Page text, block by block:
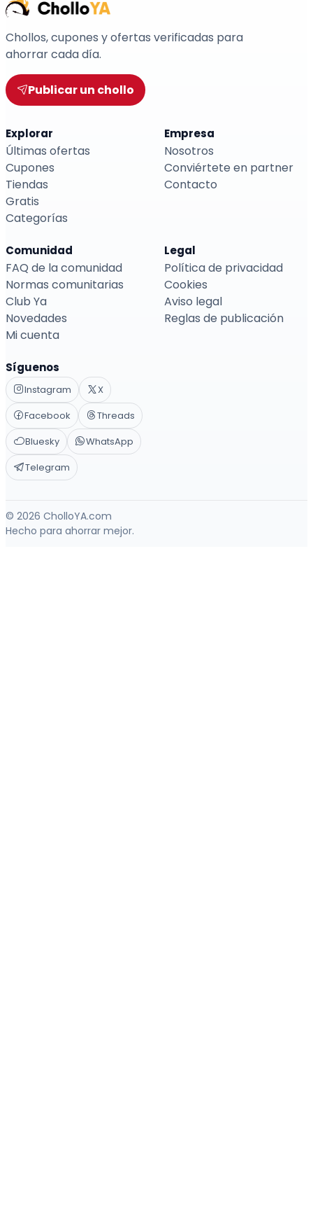
Chollos, cupones y ofertas verificadas para
ahorrar cada día.
Publicar un chollo
Explorar
Últimas ofertas
Cupones
Tiendas
Gratis
Categorías
Empresa
Nosotros
Conviértete en partner
Contacto
Comunidad
FAQ de la comunidad
Normas comunitarias
Club Ya
Novedades
Mi cuenta
Legal
Política de privacidad
Cookies
Aviso legal
Reglas de publicación
Síguenos
Instagram
X
Facebook
Threads
Bluesky
WhatsApp
Telegram
© 2026 CholloYA.com
Hecho para ahorrar mejor.